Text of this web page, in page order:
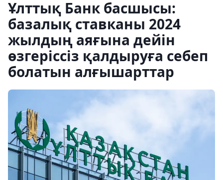
Ұлттық Банк басшысы:
базалық ставканы 2024
жылдың аяғына дейін
өзгеріссіз қалдыруға себеп
болатын алғышарттар